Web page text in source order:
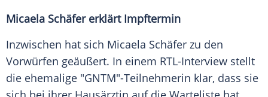
Micaela Schäfer erklärt Impftermin
Inzwischen hat sich Micaela Schäfer zu den
Vorwürfen geäußert. In einem RTL-Interview stellt
die ehemalige "GNTM"-Teilnehmerin klar, dass sie